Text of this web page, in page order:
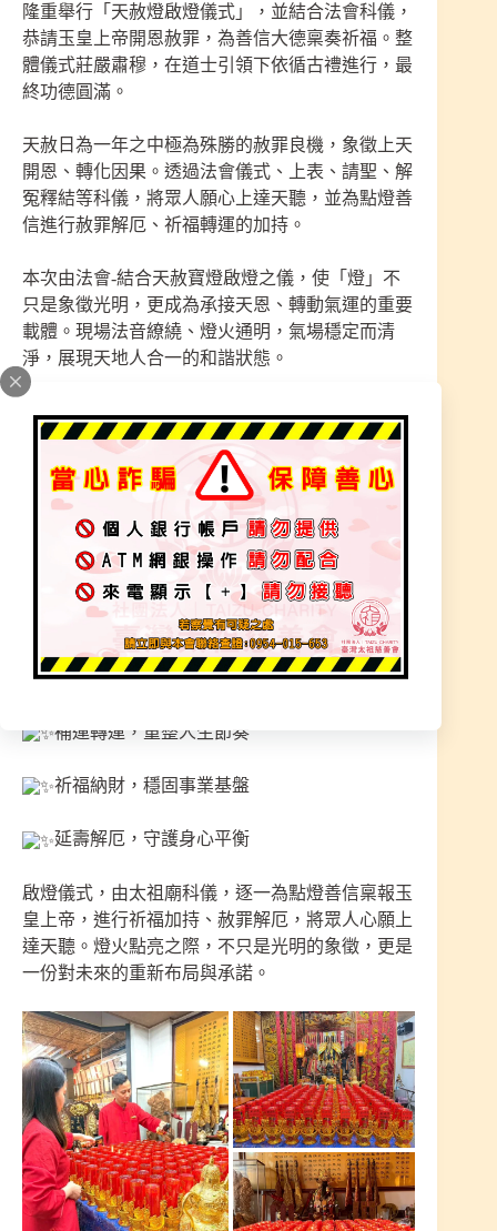
隆重舉行「天赦燈啟燈儀式」，並結合法會科儀，
恭請玉皇上帝開恩赦罪，為善信大德稟奏祈福。整
體儀式莊嚴肅穆，在道士引領下依循古禮進行，最
終功德圓滿。
天赦日為一年之中極為殊勝的赦罪良機，象徵上天
開恩、轉化因果。透過法會儀式、上表、請聖、解
冤釋結等科儀，將眾人願心上達天聽，並為點燈善
信進行赦罪解厄、祈福轉運的加持。
本次由法會-結合天赦寶燈啟燈之儀，使「燈」不
只是象徵光明，更成為承接天恩、轉動氣運的重要
載體。現場法音繚繞、燈火通明，氣場穩定而清
淨，展現天地人合一的和諧狀態。
一盞燈，是願力的具現；一場法會，是能量的整
赦罪懺悔，化解過往因果
補運轉運，重整人生節奏
祈福納財，穩固事業基盤
延壽解厄，守護身心平衡
啟燈儀式，由太祖廟科儀，逐一為點燈善信稟報玉
皇上帝，進行祈福加持、赦罪解厄，將眾人心願上
達天聽。燈火點亮之際，不只是光明的象徵，更是
一份對未來的重新布局與承諾。